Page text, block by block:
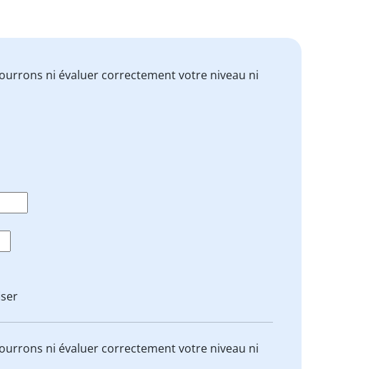
ni évaluer correctement votre niveau ni
ni évaluer correctement votre niveau ni